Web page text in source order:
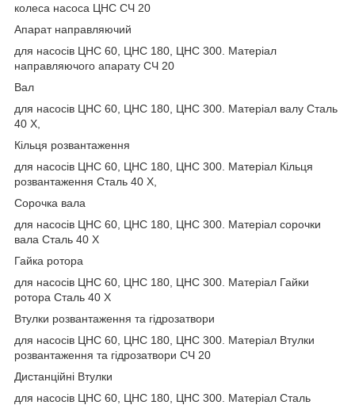
колеса насоса ЦНС СЧ 20
Апарат направляючий
для насосів ЦНС 60, ЦНС 180, ЦНС 300. Матеріал
направляючого апарату СЧ 20
Вал
для насосів ЦНС 60, ЦНС 180, ЦНС 300. Матеріал валу Сталь
40 Х,
Кільця розвантаження
для насосів ЦНС 60, ЦНС 180, ЦНС 300. Матеріал Кільця
розвантаження Сталь 40 Х,
Сорочка вала
для насосів ЦНС 60, ЦНС 180, ЦНС 300. Матеріал сорочки
вала Сталь 40 Х
Гайка ротора
для насосів ЦНС 60, ЦНС 180, ЦНС 300. Матеріал Гайки
ротора Сталь 40 Х
Втулки розвантаження та гідрозатвори
для насосів ЦНС 60, ЦНС 180, ЦНС 300. Матеріал Втулки
розвантаження та гідрозатвори СЧ 20
Дистанційні Втулки
для насосів ЦНС 60, ЦНС 180, ЦНС 300. Матеріал Сталь